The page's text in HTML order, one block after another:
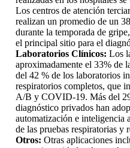
Los centros de atención
realizan un promedio de un
durante la temporada de
el principal sitio para el
Laboratorios Clínicos: Los
aproximadamente el 33% de
del 42 % de los laboratorios
respiratorios completos, que
A/B y COVID-19. Más del
diagnóstico privados han
automatización e inteligencia
de las pruebas respiratorias y
Otros: Otras aplicaciones